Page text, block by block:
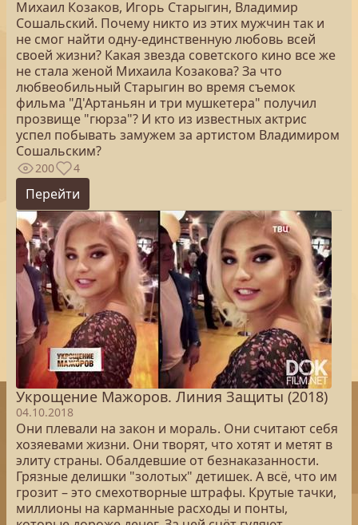
Михаил Козаков, Игорь Старыгин, Владимир
Сошальский. Почему никто из этих мужчин так и
не смог найти одну-единственную любовь всей
своей жизни? Какая звезда советского кино все же
не стала женой Михаила Козакова? За что
любвеобильный Старыгин во время съемок
фильма "Д'Артаньян и три мушкетера" получил
прозвище "гюрза"? И кто из известных актрис
успел побывать замужем за артистом Владимиром
Сошальским?
200 4
Перейти
Укрощение Мажоров. Линия Защиты (2018)
04.10.2018
Они плевали на закон и мораль. Они считают себя
хозяевами жизни. Они творят, что хотят и метят в
элиту страны. Обалдевшие от безнаказанности.
Грязные делишки "золотых" детишек. А всё, что им
грозит – это смехотворные штрафы. Крутые тачки,
миллионы на карманные расходы и понты,